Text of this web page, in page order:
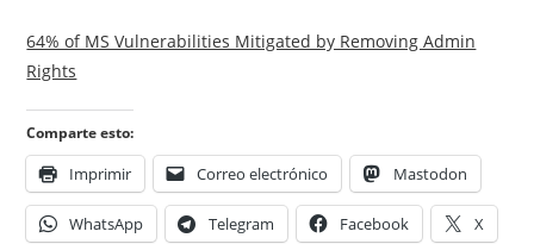
64% of MS Vulnerabilities Mitigated by Removing Admin
Rights
Comparte esto:
Imprimir Correo electrónico Mastodon
WhatsApp Telegram Facebook X